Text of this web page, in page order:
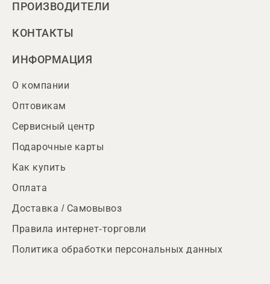
ПРОИЗВОДИТЕЛИ
КОНТАКТЫ
ИНФОРМАЦИЯ
О компании
Оптовикам
Сервисный центр
Подарочные карты
Как купить
Оплата
Доставка / Самовывоз
Правила интернет-торговли
Политика обработки персональных данных